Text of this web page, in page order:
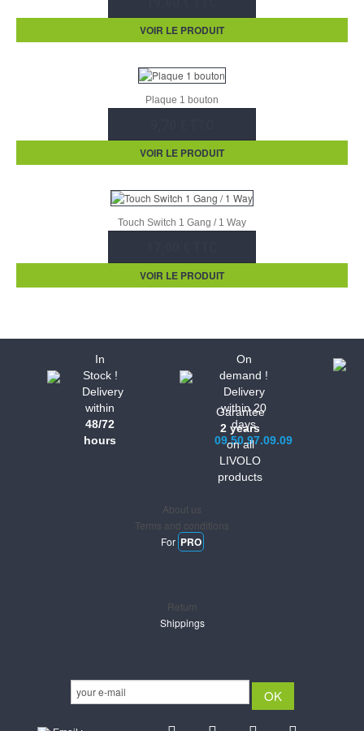
VOIR LE PRODUIT
Plaque 1 bouton
VOIR LE PRODUIT
Touch Switch 1 Gang / 1 Way
VOIR LE PRODUIT
In
Stock !
Delivery
within
48/72
hours
On
demand !
Delivery
within 20
days
09.50.97.09.09
Garantee
2 years
on all
LIVOLO
products
About us
Terms and conditions
For PRO
Return
Shippings